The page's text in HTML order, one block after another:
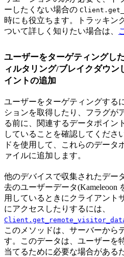
ーしたくない場合の
時にも役立ちます。トラッキン
ついて詳しく知りたい場合は、
ユーザーをターゲティングし
ィルタリング/ブレイクダウ
イントの追加
ユーザーをターゲティングする
ションを取得したり、フラグが
る前に、関連するデータポイン
していることを確認してくださ
ドを使用して、これらのデータ
ァイルに追加します。
他のデバイスで収集されたデー
去のユーザーデータ(Kameleoon
用しているときにクライアント
にアクセスしたりするには、
このメソッドは、サーバーから
す。このデータは、ユーザーを
当てるために必要な場合がある